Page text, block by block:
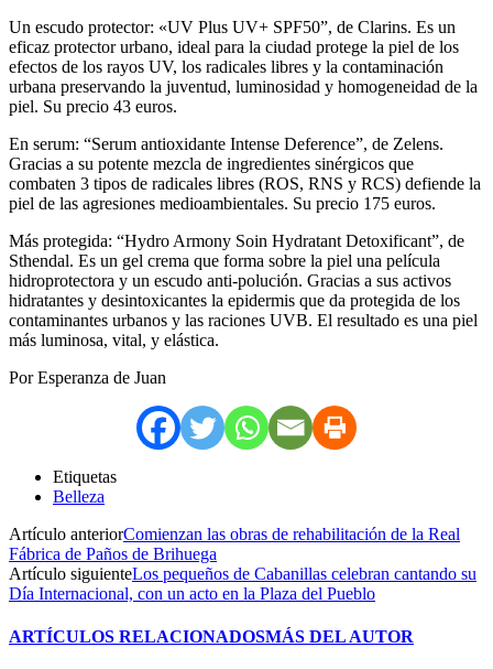
Un escudo protector: «UV Plus UV+ SPF50”, de Clarins. Es un
eficaz protector urbano, ideal para la ciudad protege la piel de los
efectos de los rayos UV, los radicales libres y la contaminación
urbana preservando la juventud, luminosidad y homogeneidad de la
piel. Su precio 43 euros.
En serum: “Serum antioxidante Intense Deference”, de Zelens.
Gracias a su potente mezcla de ingredientes sinérgicos que
combaten 3 tipos de radicales libres (ROS, RNS y RCS) defiende la
piel de las agresiones medioambientales. Su precio 175 euros.
Más protegida: “Hydro Armony Soin Hydratant Detoxificant”, de
Sthendal. Es un gel crema que forma sobre la piel una película
hidroprotectora y un escudo anti-polución. Gracias a sus activos
hidratantes y desintoxicantes la epidermis que da protegida de los
contaminantes urbanos y las raciones UVB. El resultado es una piel
más luminosa, vital, y elástica.
Por Esperanza de Juan
Etiquetas
Belleza
Artículo anteriorComienzan las obras de rehabilitación de la Real
Fábrica de Paños de Brihuega
Artículo siguienteLos pequeños de Cabanillas celebran cantando su
Día Internacional, con un acto en la Plaza del Pueblo
ARTÍCULOS RELACIONADOSMÁS DEL AUTOR